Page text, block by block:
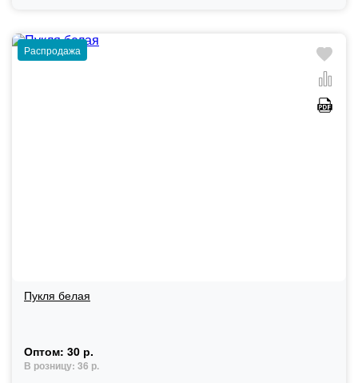
Распродажа
Пукля белая
Оптом: 30 р.
В розницу: 36 р.